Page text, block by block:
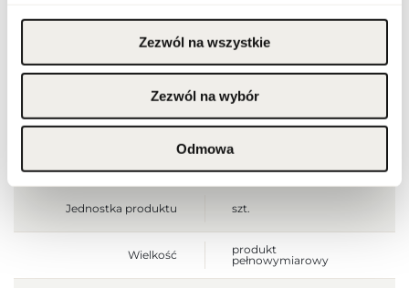
Zezwól na wszystkie
Zezwól na wybór
Odmowa
Szerokość opakowania
135
Wysokość opakowania
[mm]
125
[mm]
45
Jednostka produktu szt.
Wielkość
produkt
pełnowymiarowy